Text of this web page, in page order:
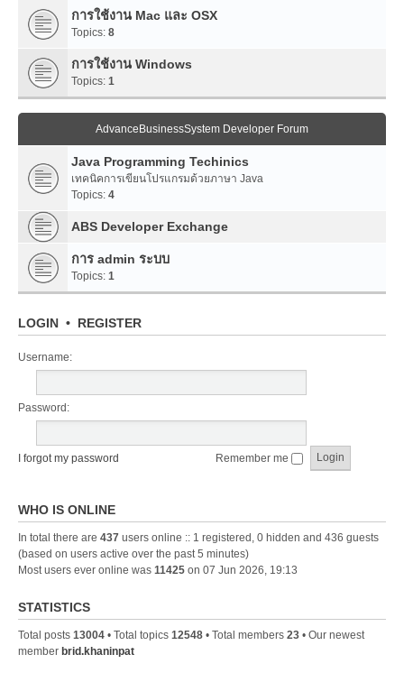
การใช้งาน Mac และ OSX
Topics: 8
การใช้งาน Windows
Topics: 1
AdvanceBusinessSystem Developer Forum
Java Programming Techinics
เทคนิคการเขียนโปรแกรมด้วยภาษา Java
Topics: 4
ABS Developer Exchange
การ admin ระบบ
Topics: 1
LOGIN • REGISTER
Username:
Password:
I forgot my password Remember me
WHO IS ONLINE
In total there are 437 users online :: 1 registered, 0 hidden and 436 guests
(based on users active over the past 5 minutes)
Most users ever online was 11425 on 07 Jun 2026, 19:13
STATISTICS
Total posts 13004 • Total topics 12548 • Total members 23 • Our newest
member brid.khaninpat